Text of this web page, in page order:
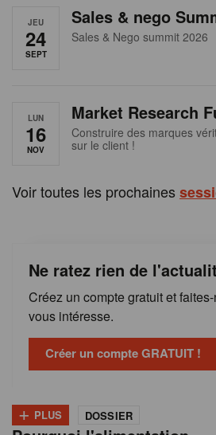
JEU
24
SEPT
Sales & nego
Sales & Nego summit 2026
LUN
16
NOV
Market Research
Construire des marques
sur le client !
Voir toutes les prochaines
Ne ratez rien de
Créez un compte gratuit et
vous intéresse.
Créer un compte GRATUIT !
+ PLUS DOSSIER